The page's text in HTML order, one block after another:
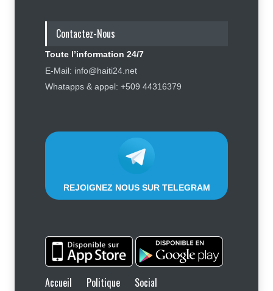
Symbole d’échec politique, Youri
Latortue aujourd’hui en quête de
Contactez-Nous
Toute l’information 24/7
E-Mail: info@haiti24.net
Whatapps & appel: +509 44316379
REJOIGNEZ NOUS SUR TELEGRAM
Accueil Politique
Social